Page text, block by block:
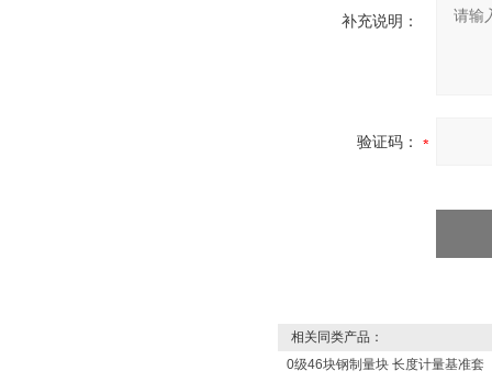
补充说明：
验证码：
相关同类产品：
0级46块钢制量块 长度计量基准套